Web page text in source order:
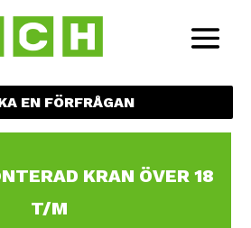
EN FÖRFRÅGAN
KRAN ÖVER 18
T/M